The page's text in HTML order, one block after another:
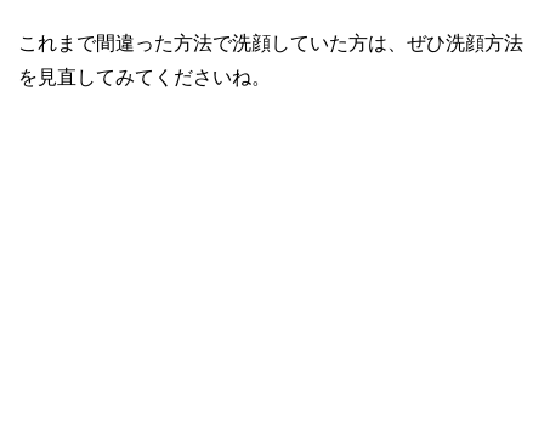
これまで間違った方法で洗顔していた方は、ぜひ洗顔方法
を見直してみてくださいね。